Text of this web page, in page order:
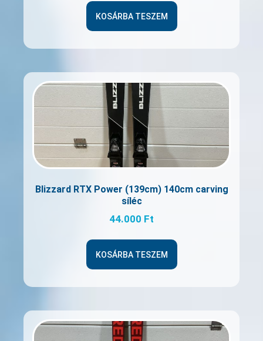
KOSÁRBA TESZEM
Blizzard RTX Power (139cm) 140cm carving
síléc
44.000 Ft
KOSÁRBA TESZEM